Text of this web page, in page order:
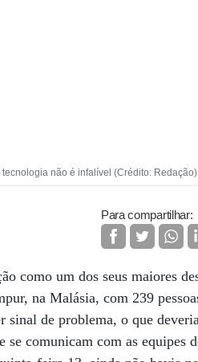
não é infalível (Crédito: Redação)
Para compartilhar:
como um dos seus maiores
na Malásia, com 239
sinal de problema, o que
se comunicam com as equipes